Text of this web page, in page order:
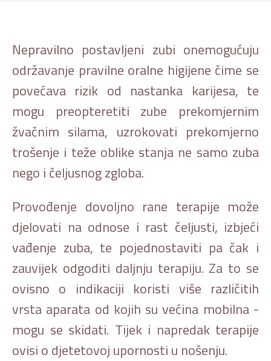
Nepravilno postavljeni zubi onemogućuju
održavanje pravilne oralne higijene čime se
povećava rizik od nastanka karijesa, te
mogu preopteretiti zube prekomjernim
žvačnim silama, uzrokovati prekomjerno
trošenje i teže oblike stanja ne samo zuba
nego i čeljusnog zgloba.
Provođenje dovoljno rane terapije može
djelovati na odnose i rast čeljusti, izbjeći
vađenje zuba, te pojednostaviti pa čak i
zauvijek odgoditi daljnju terapiju. Za to se
ovisno o indikaciji koristi više različitih
vrsta aparata od kojih su većina mobilna -
mogu se skidati. Tijek i napredak terapije
ovisi o djetetovoj upornosti u nošenju.